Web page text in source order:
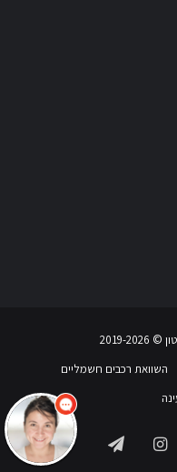
2026
השוואת רכבים חשמליים
Instagram
Telegram
צריך עזרה? התחל